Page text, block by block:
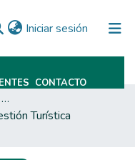
Iniciar sesión (current)
CONTACTO
Trabajos Finales De Grado Y Posgrado
Turística